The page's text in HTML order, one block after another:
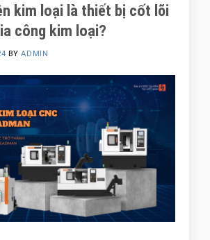
kim loại là thiết bị cốt lõi
công kim loại?
BYADMIN